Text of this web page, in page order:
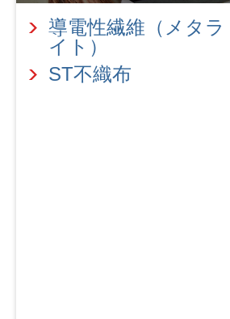
導電性繊維（メタラ
イト）
ST不織布